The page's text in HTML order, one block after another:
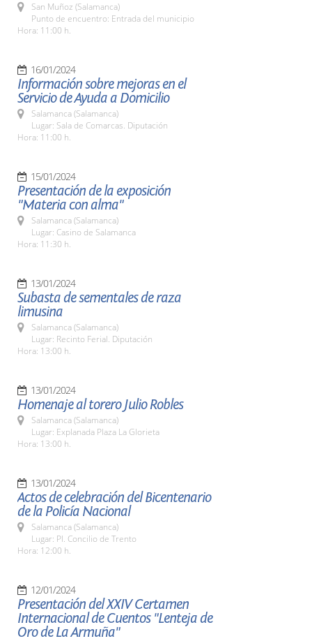
San Muñoz (Salamanca)
Punto de encuentro: Entrada del municipio
Hora: 11:00 h.
16/01/2024
Información sobre mejoras en el
Servicio de Ayuda a Domicilio
Salamanca (Salamanca)
Lugar: Sala de Comarcas. Diputación
Hora: 11:00 h.
15/01/2024
Presentación de la exposición
"Materia con alma"
Salamanca (Salamanca)
Lugar: Casino de Salamanca
Hora: 11:30 h.
13/01/2024
Subasta de sementales de raza
limusina
Salamanca (Salamanca)
Lugar: Recinto Ferial. Diputación
Hora: 13:00 h.
13/01/2024
Homenaje al torero Julio Robles
Salamanca (Salamanca)
Lugar: Explanada Plaza La Glorieta
Hora: 13:00 h.
13/01/2024
Actos de celebración del Bicentenario
de la Policía Nacional
Salamanca (Salamanca)
Lugar: Pl. Concilio de Trento
Hora: 12:00 h.
12/01/2024
Presentación del XXIV Certamen
Internacional de Cuentos "Lenteja de
Oro de La Armuña"